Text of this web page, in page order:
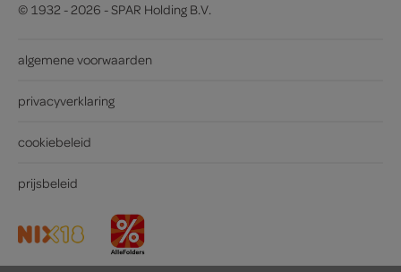
© 1932 - 2026 - SPAR Holding B.V.
algemene voorwaarden
privacyverklaring
cookiebeleid
prijsbeleid